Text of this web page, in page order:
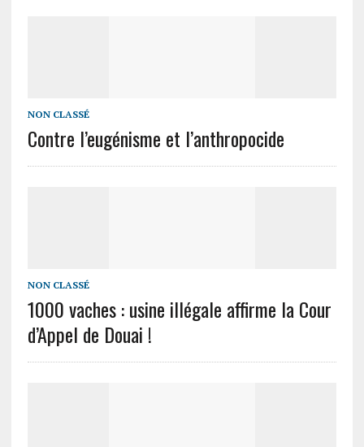
NON CLASSÉ
Contre l’eugénisme et l’anthropocide
NON CLASSÉ
1000 vaches : usine illégale affirme la Cour
d’Appel de Douai !